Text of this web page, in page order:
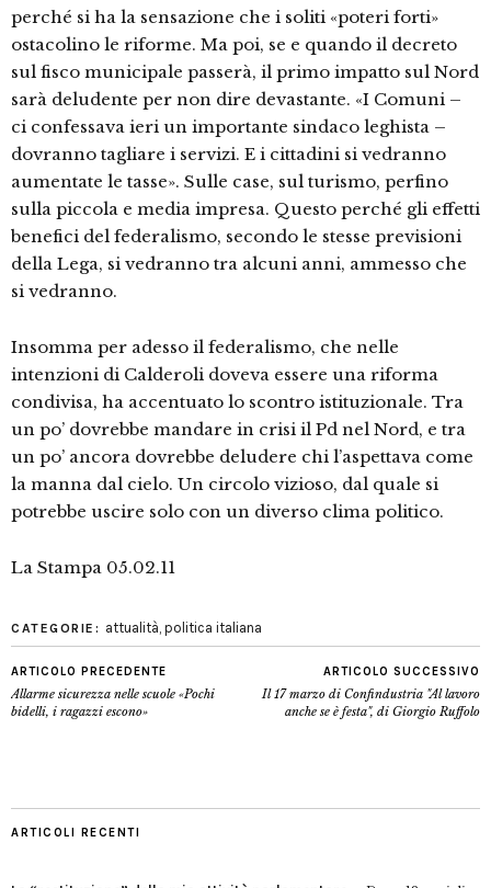
perché si ha la sensazione che i soliti «poteri forti»
ostacolino le riforme. Ma poi, se e quando il decreto
sul fisco municipale passerà, il primo impatto sul Nord
sarà deludente per non dire devastante. «I Comuni –
ci confessava ieri un importante sindaco leghista –
dovranno tagliare i servizi. E i cittadini si vedranno
aumentate le tasse». Sulle case, sul turismo, perfino
sulla piccola e media impresa. Questo perché gli effetti
benefici del federalismo, secondo le stesse previsioni
della Lega, si vedranno tra alcuni anni, ammesso che
si vedranno.
Insomma per adesso il federalismo, che nelle
intenzioni di Calderoli doveva essere una riforma
condivisa, ha accentuato lo scontro istituzionale. Tra
un po’ dovrebbe mandare in crisi il Pd nel Nord, e tra
un po’ ancora dovrebbe deludere chi l’aspettava come
la manna dal cielo. Un circolo vizioso, dal quale si
potrebbe uscire solo con un diverso clima politico.
La Stampa 05.02.11
CATEGORIE: attualità, politica italiana
ARTICOLO PRECEDENTE
Allarme sicurezza nelle scuole «Pochi
bidelli, i ragazzi escono»
ARTICOLO SUCCESSIVO
Il 17 marzo di Confindustria "Al lavoro
anche se è festa", di Giorgio Ruffolo
ARTICOLI RECENTI